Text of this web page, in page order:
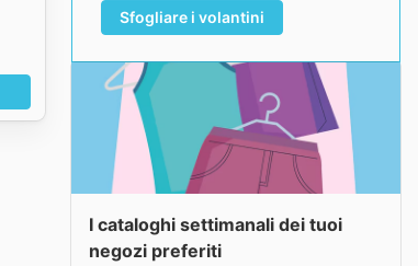
Sfogliare i volantini
I cataloghi settimanali dei tuoi
negozi preferiti